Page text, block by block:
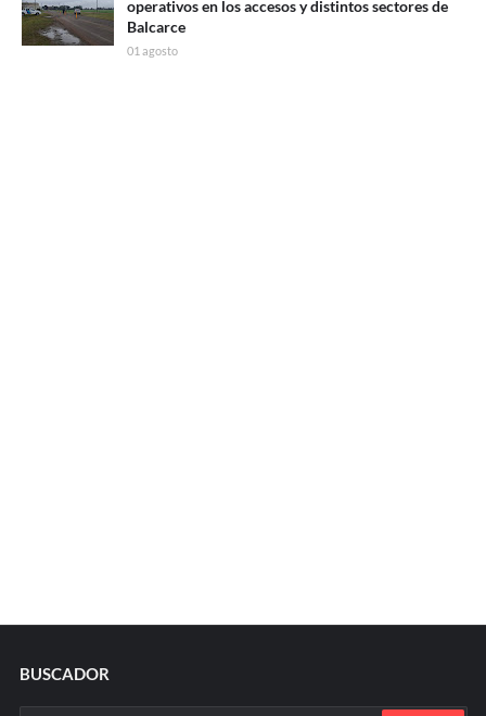
operativos en los accesos y distintos sectores de
Balcarce
01 agosto
BUSCADOR